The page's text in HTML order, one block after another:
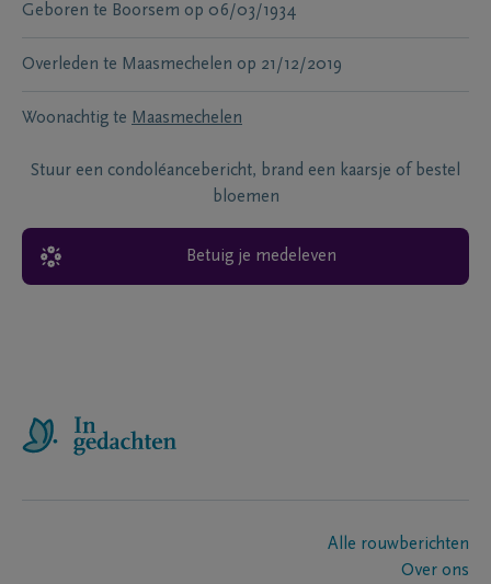
Geboren te Boorsem op 06/03/1934
Overleden te Maasmechelen op 21/12/2019
Woonachtig te Maasmechelen
Stuur een condoléancebericht, brand een kaarsje of bestel
bloemen
Betuig je medeleven
Alle rouwberichten
Over ons